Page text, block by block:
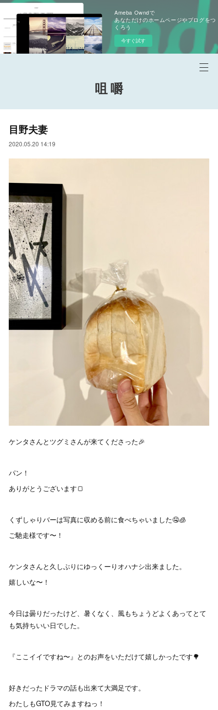
Ameba Owndで
あなただけのホームページやブログをつ
くろう
今すぐ試す
咀 嚼
目野夫妻
2020.05.20 14:19
ケンタさんとツグミさんが来てくださった🎉
パン！
ありがとうございます🍞
くずしゃりバーは写真に収める前に食べちゃいました🤤🧊
ご馳走様です〜！
ケンタさんと久しぶりにゆっくーりオハナシ出来ました。
嬉しいな〜！
今日は曇りだったけど、暑くなく、風もちょうどよくあってとて
も気持ちいい日でした。
『ここイイですね〜』とのお声をいただけて嬉しかったです🌳
好きだったドラマの話も出来て大満足です。
わたしもGTO見てみますねっ！